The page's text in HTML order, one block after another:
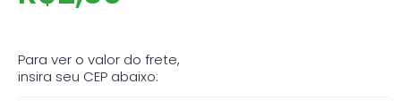
Para ver o valor do frete,
insira seu CEP abaixo: